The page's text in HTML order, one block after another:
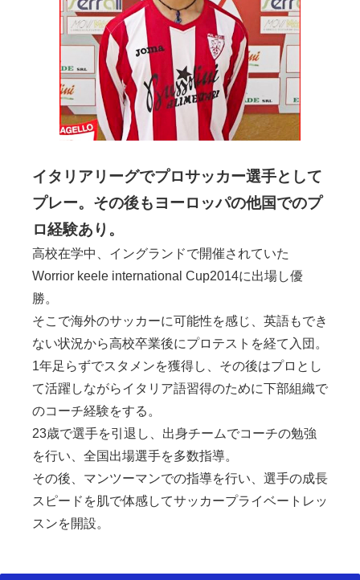
イタリアリーグでプロサッカー選手として
プレー。その後もヨーロッパの他国でのプ
ロ経験あり。
高校在学中、イングランドで開催されていた
Worrior keele international Cup2014に出場し優
勝。
そこで海外のサッカーに可能性を感じ、英語もでき
ない状況から高校卒業後にプロテストを経て入団。
1年足らずでスタメンを獲得し、その後はプロとし
て活躍しながらイタリア語習得のために下部組織で
のコーチ経験をする。
23歳で選手を引退し、出身チームでコーチの勉強
を行い、全国出場選手を多数指導。
その後、マンツーマンでの指導を行い、選手の成長
スピードを肌で体感してサッカープライベートレッ
スンを開設。